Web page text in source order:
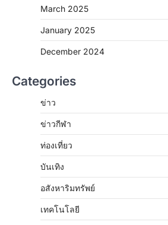
March 2025
January 2025
December 2024
Categories
ข่าว
ข่าวกีฬา
ท่องเที่ยว
บันเทิง
อสังหาริมทรัพย์
เทคโนโลยี